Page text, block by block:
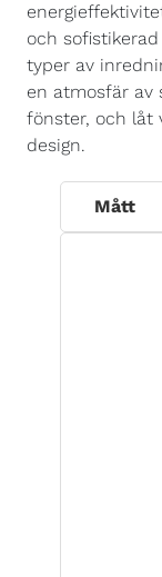
och
typer av
en atmosfär av
fönster, och låt
design.
Mått